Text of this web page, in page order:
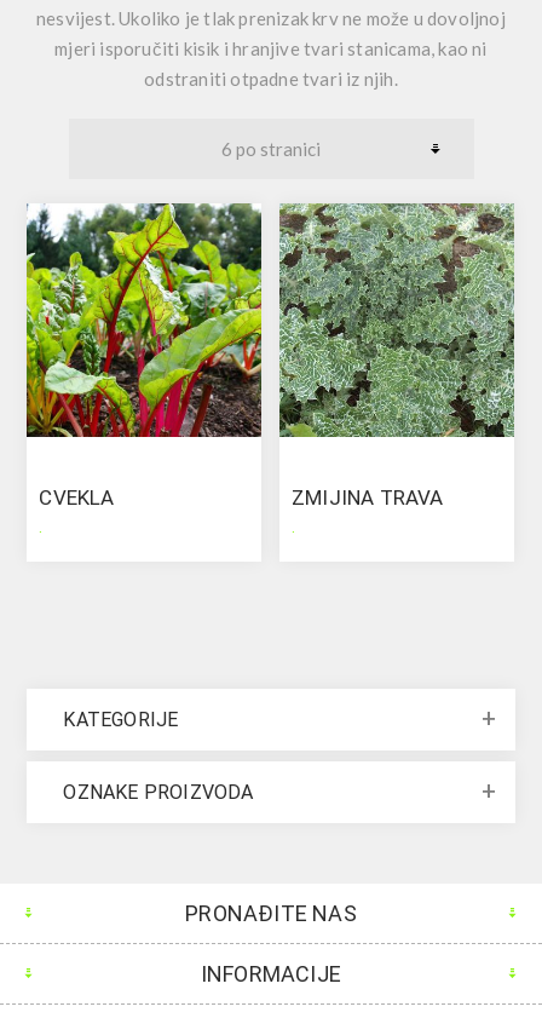
nesvijest. Ukoliko je tlak prenizak krv ne može u dovoljnoj
mjeri isporučiti kisik i hranjive tvari stanicama, kao ni
odstraniti otpadne tvari iz njih.
CVEKLA
.
ZMIJINA TRAVA
.
KATEGORIJE
OZNAKE PROIZVODA
PRONAĐITE NAS
INFORMACIJE